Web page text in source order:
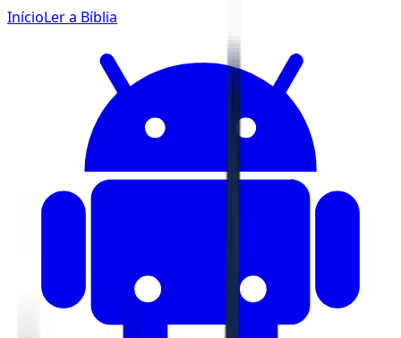
InícioLer a Bíblia